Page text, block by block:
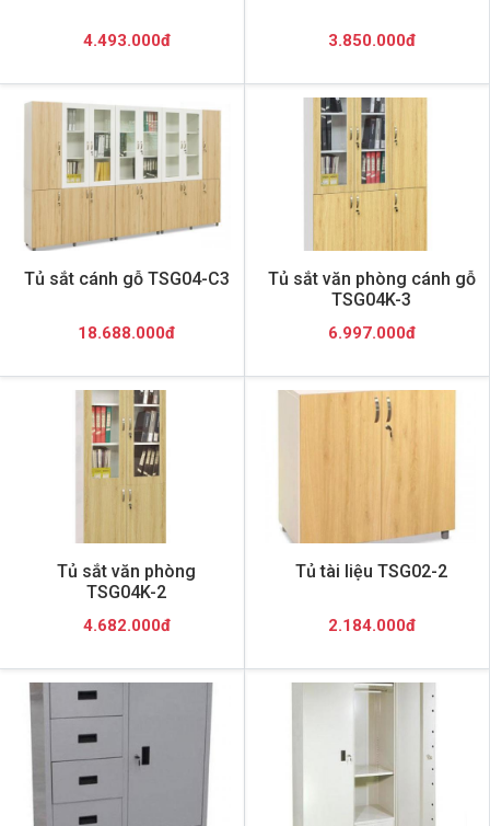
4.493.000đ 3.850.000đ
Tủ sắt cánh gỗ TSG04-C3
18.688.000đ
Tủ sắt văn phòng cánh gỗ
TSG04K-3
6.997.000đ
Tủ sắt văn phòng
TSG04K-2
4.682.000đ
Tủ tài liệu TSG02-2
2.184.000đ